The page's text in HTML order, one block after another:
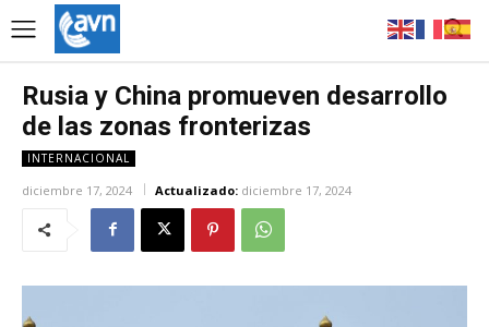
Rusia y China promueven desarrollo
de las zonas fronterizas
INTERNACIONAL
diciembre 17, 2024 Actualizado: diciembre 17, 2024